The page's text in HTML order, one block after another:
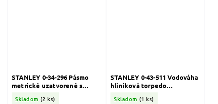
STANLEY 0-34-296 Pásmo
metrické uzatvorené s
Skladom (2 ks)
STANLEY 0-43-511 Vodováha
hliníková torpedo
Skladom (1 ks)